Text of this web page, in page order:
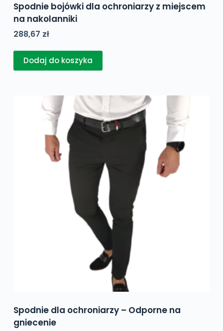
Spodnie bojówki dla ochroniarzy z miejscem
na nakolanniki
288,67 zł
Dodaj do koszyka
Spodnie dla ochroniarzy – Odporne na
gniecenie